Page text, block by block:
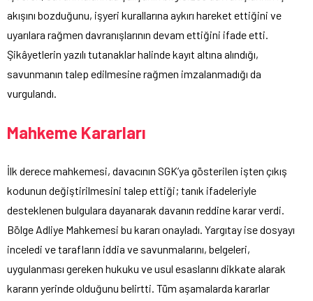
akışını bozduğunu, işyeri kurallarına aykırı hareket ettiğini ve
uyarılara rağmen davranışlarının devam ettiğini ifade etti.
Şikâyetlerin yazılı tutanaklar halinde kayıt altına alındığı,
savunmanın talep edilmesine rağmen imzalanmadığı da
vurgulandı.
Mahkeme Kararları
İlk derece mahkemesi, davacının SGK’ya gösterilen işten çıkış
kodunun değiştirilmesini talep ettiği; tanık ifadeleriyle
desteklenen bulgulara dayanarak davanın reddine karar verdi.
Bölge Adliye Mahkemesi bu kararı onayladı. Yargıtay ise dosyayı
inceledi ve tarafların iddia ve savunmalarını, belgeleri,
uygulanması gereken hukuku ve usul esaslarını dikkate alarak
kararın yerinde olduğunu belirtti. Tüm aşamalarda kararlar